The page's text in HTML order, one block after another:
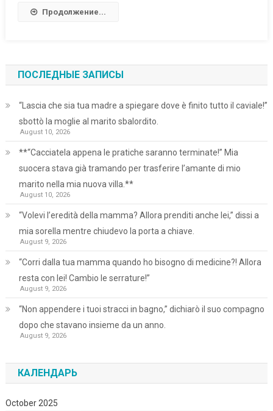
Продолжение...
ПОСЛЕДНЫЕ ЗАПИСЫ
“Lascia che sia tua madre a spiegare dove è finito tutto il caviale!”
sbottò la moglie al marito sbalordito.
August 10, 2026
**“Cacciatela appena le pratiche saranno terminate!” Mia
suocera stava già tramando per trasferire l’amante di mio
marito nella mia nuova villa.**
August 10, 2026
“Volevi l’eredità della mamma? Allora prenditi anche lei,” dissi a
mia sorella mentre chiudevo la porta a chiave.
August 9, 2026
“Corri dalla tua mamma quando ho bisogno di medicine?! Allora
resta con lei! Cambio le serrature!”
August 9, 2026
“Non appendere i tuoi stracci in bagno,” dichiarò il suo compagno
dopo che stavano insieme da un anno.
August 9, 2026
КАЛЕНДАРЬ
October 2025